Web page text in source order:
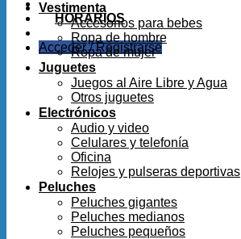
HORARIOS
Acceder / Registrarse
Vestimenta
Accesorios para bebes
Ropa de hombre
Ropa de mujer
Juguetes
Juegos al Aire Libre y Agua
Otros juguetes
Electrónicos
Audio y video
Celulares y telefonía
Oficina
Relojes y pulseras deportivas
Peluches
Peluches gigantes
Peluches medianos
Peluches pequeños